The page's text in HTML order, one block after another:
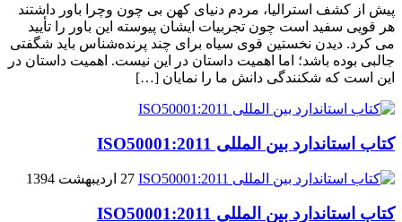
پیش از کشف استرالیا، مردم دنیاى کهن بی چون وچرا باور داشتند
هر قویى سفید است چون تجربیات ایشان پیوسته این باور را تأیید
می کرد. دیدن نخستین قوى سیاه براى چند پرنده‌شناس باید شگفتى
جالبى بوده باشد؛ اما اهمیت داستان در این نیست. اهمیت داستان در
این است که شکنندگى دانش ما را نمایان […]
کتاب استاندارد بین المللی ISO50001:2011
27 اردیبهشت 1394
کتاب استاندارد بین المللی ISO50001:2011